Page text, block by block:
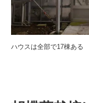
ハウスは全部で17棟ある